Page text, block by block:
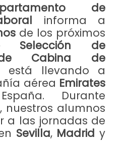
de
informa a
de los próximos
Selección de
de Cabina de
llevando a
aérea Emirates
Durante
nuestros alumnos
a las jornadas de
Sevilla, Madrid y